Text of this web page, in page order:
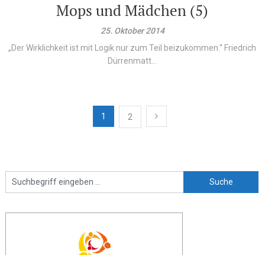
Mops und Mädchen (5)
25. Oktober 2014
„Der Wirklichkeit ist mit Logik nur zum Teil beizukommen.“ Friedrich
Dürrenmatt...
Beitragsnavigation
1 2